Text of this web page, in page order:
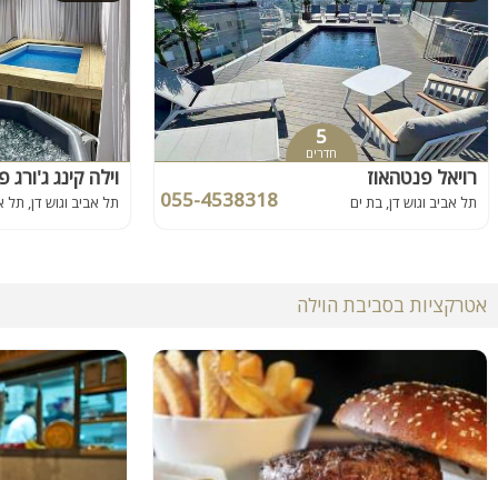
5
חדרים
רויאל פנטהאוז
תל אביב וגוש דן, בת ים 055-4538318 תל אביב וגוש דן, תל
אטרקציות בסביבת הוילה